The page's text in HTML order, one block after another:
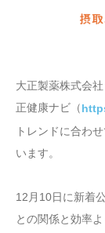
大正製薬株式会
正健康ナビ（
トレンドに合わ
います。
12月10日に新着
との関係と効率